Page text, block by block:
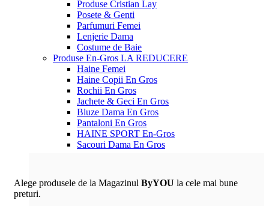
Produse Cristian Lay
Posete & Genti
Parfumuri Femei
Lenjerie Dama
Costume de Baie
Produse En-Gros LA REDUCERE
Haine Femei
Haine Copii En Gros
Rochii En Gros
Jachete & Geci En Gros
Bluze Dama En Gros
Pantaloni En Gros
HAINE SPORT En-Gros
Sacouri Dama En Gros
Alege produsele de la Magazinul ByYOU la cele mai bune
preturi.